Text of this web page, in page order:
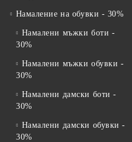
Намаление на обувки - 30%
Намалени мъжки боти -
30%
Намалени мъжки обувки -
30%
Намалени дамски боти -
30%
Намалени дамски обувки -
30%